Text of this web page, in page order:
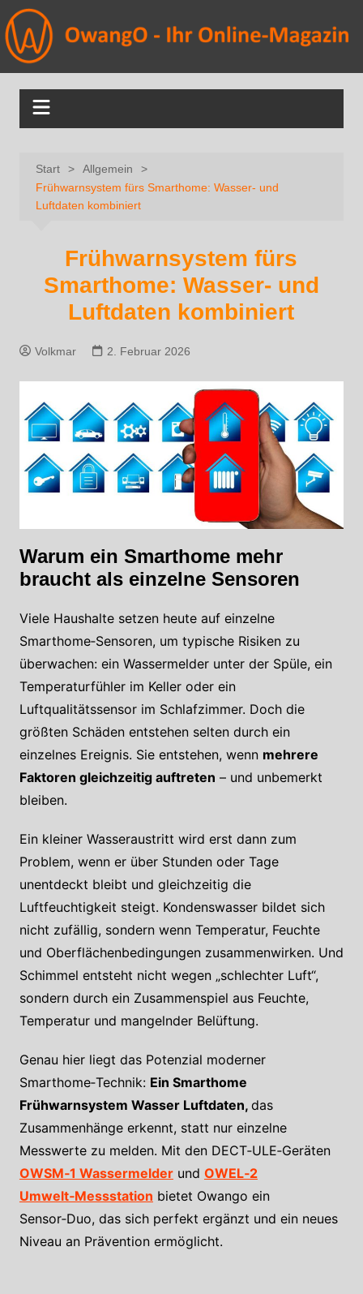
Start
Allgemein
Frühwarnsystem fürs Smarthome: Wasser- und
Luftdaten kombiniert
Frühwarnsystem fürs
Smarthome: Wasser- und
Luftdaten kombiniert
Volkmar 2. Februar 2026
Warum ein Smarthome mehr
braucht als einzelne Sensoren
Viele Haushalte setzen heute auf einzelne
Smarthome‑Sensoren, um typische Risiken zu
überwachen: ein Wassermelder unter der Spüle, ein
Temperaturfühler im Keller oder ein
Luftqualitätssensor im Schlafzimmer. Doch die
größten Schäden entstehen selten durch ein
einzelnes Ereignis. Sie entstehen, wenn mehrere
Faktoren gleichzeitig auftreten – und unbemerkt
bleiben.
Ein kleiner Wasseraustritt wird erst dann zum
Problem, wenn er über Stunden oder Tage
unentdeckt bleibt und gleichzeitig die
Luftfeuchtigkeit steigt. Kondenswasser bildet sich
nicht zufällig, sondern wenn Temperatur, Feuchte
und Oberflächenbedingungen zusammenwirken. Und
Schimmel entsteht nicht wegen „schlechter Luft“,
sondern durch ein Zusammenspiel aus Feuchte,
Temperatur und mangelnder Belüftung.
Genau hier liegt das Potenzial moderner
Smarthome‑Technik: Ein Smarthome
Frühwarnsystem Wasser Luftdaten, das
Zusammenhänge erkennt, statt nur einzelne
Messwerte zu melden. Mit den DECT‑ULE‑Geräten
OWSM‑1 Wassermelderund OWEL‑2
Umwelt‑Messstation bietet Owango ein
Sensor‑Duo, das sich perfekt ergänzt und ein neues
Niveau an Prävention ermöglicht.